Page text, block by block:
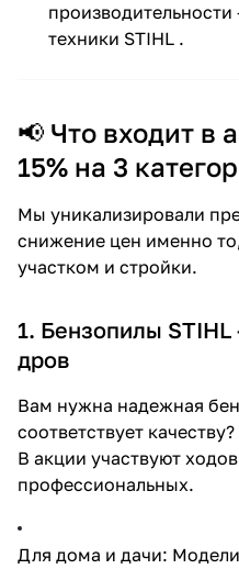
производительности
техники STIHL .
📢 Что входит в
15% на 3
Мы уникализировали
снижение цен именно
участком и стройки.
1. Бензопилы STIHL
дров
Вам нужна надежная
соответствует качеству?
В акции участвуют
профессиональных.
Для дома и дачи: Модели